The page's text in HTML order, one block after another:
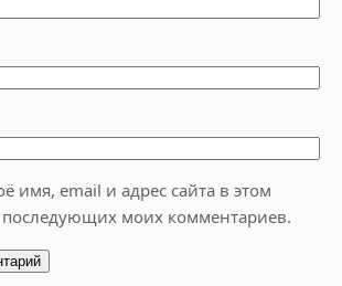
имя, email и адрес сайта в этом
последующих моих комментариев.